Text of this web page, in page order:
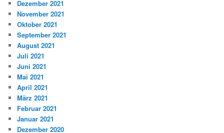
Dezember 2021
November 2021
Oktober 2021
September 2021
August 2021
Juli 2021
Juni 2021
Mai 2021
April 2021
März 2021
Februar 2021
Januar 2021
Dezember 2020